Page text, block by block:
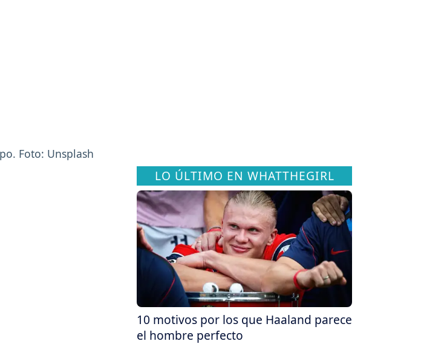
LO ÚLTIMO EN WHATTHEGIRL
10 motivos por los que Haaland parece
el hombre perfecto